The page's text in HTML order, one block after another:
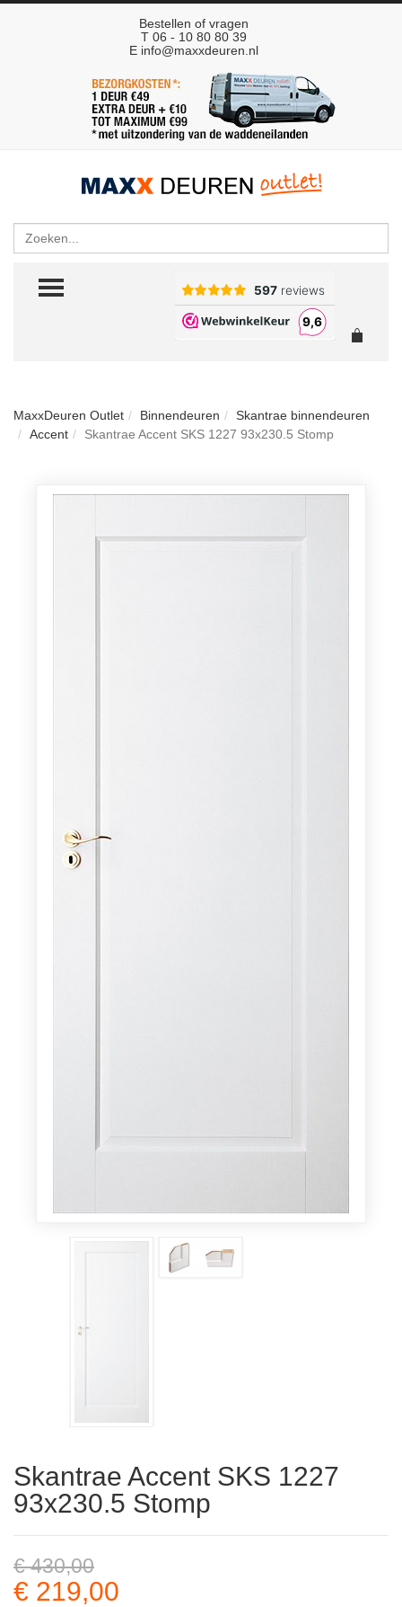
Bestellen of vragen
T 06 - 10 80 80 39
E info@maxxdeuren.nl
Zoeken
TOGGLE MENU
MaxxDeuren Outlet Binnendeuren
Skantrae binnendeuren
Accent
Skantrae Accent SKS 1227 93x230.5 Stomp
Skantrae Accent SKS 1227
93x230.5 Stomp
€ 430,00
€ 219,00